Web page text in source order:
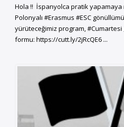
Hola !! İspanyolca pratik yapamaya
Polonyalı #Erasmus #ESC
yürüteceğimiz program, #Cumartesi
formu: https://cutt.ly/2jRcQE6 ...